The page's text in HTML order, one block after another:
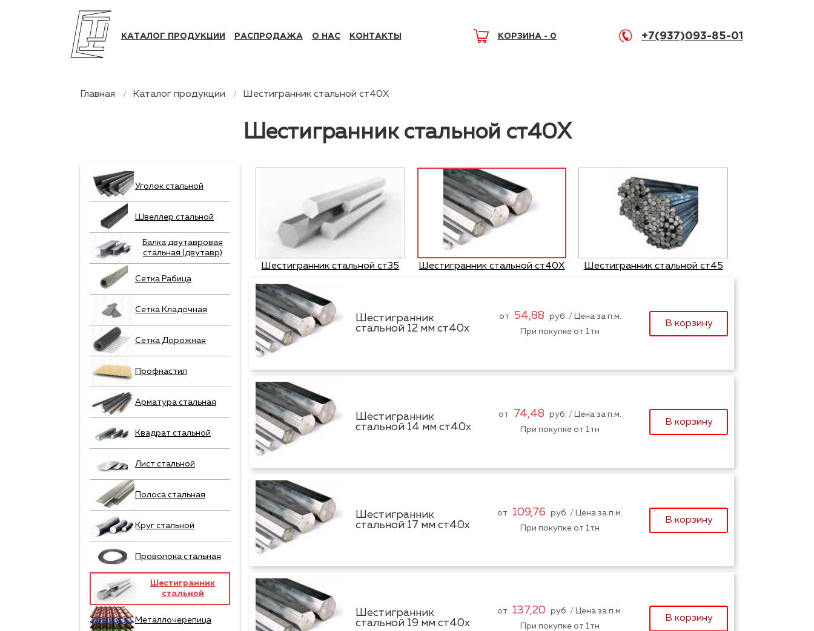
КАТАЛОГ ПРОДУКЦИИ РАСПРОДАЖА О НАС КОНТАКТЫ КОРЗИНА - 0 +7(937)093-85-01
Главная Каталог продукции Шестигранник стальной ст40Х
Шестигранник стальной ст40Х
Уголок стальной
Швеллер стальной
Балка двутавровая
стальная (двутавр)
Сетка Рабица
Сетка Кладочная
Сетка Дорожная
Профнастил
Арматура стальная
Квадрат стальной
Лист стальной
Полоса стальная
Круг стальной
Проволока стальная
Шестигранник
стальной
Металлочерепица
Шестигранник стальной ст35 Шестигранник стальной ст40Х Шестигранник стальной ст45
Шестигранник
стальной 12 мм ст40х
от 54,88
руб. / Цена за п.м.
При покупке от 1тн
В корзину
Шестигранник
стальной 14 мм ст40х
от 74,48
руб. / Цена за п.м.
При покупке от 1тн
В корзину
Шестигранник
стальной 17 мм ст40х
от 109,76
руб. / Цена за п.м.
При покупке от 1тн
В корзину
Шестигранник
стальной 19 мм ст40х
от 137,20
руб. / Цена за п.м.
При покупке от 1тн
В корзину